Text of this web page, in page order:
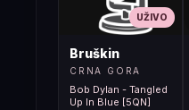
UŽIVO
Bruškin
CRNA GORA
Bob Dylan - Tangled
Up In Blue [5QN]